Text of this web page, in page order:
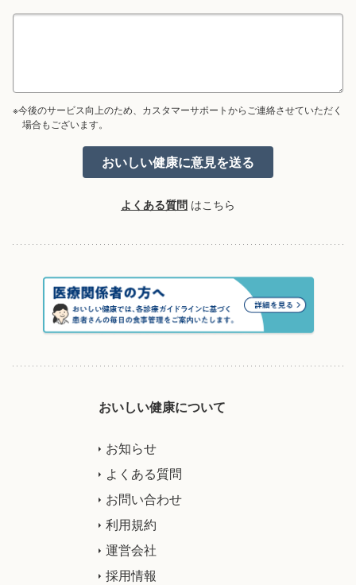
※今後のサービス向上のため、カスタマーサポートからご連絡させていただく
場合もございます。
よくある質問 はこちら
おいしい健康について
お知らせ
よくある質問
お問い合わせ
利用規約
運営会社
採用情報